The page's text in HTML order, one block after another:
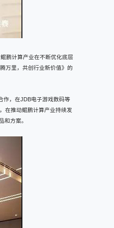
鹏计算产业在不断优化底层
万里，共创行业新价值》的
作，在JDB电子游戏数码等
在推动鲲鹏计算产业持续发
和方案。